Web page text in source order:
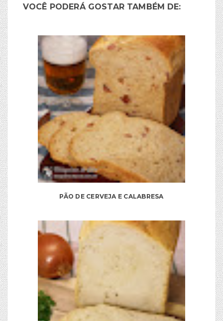
VOCÊ PODERÁ GOSTAR TAMBÉM DE:
PÃO DE CERVEJA E CALABRESA